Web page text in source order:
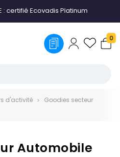
: certifié Ecovadis Platinum
0
d'activité
Goodies secteur
Automobile